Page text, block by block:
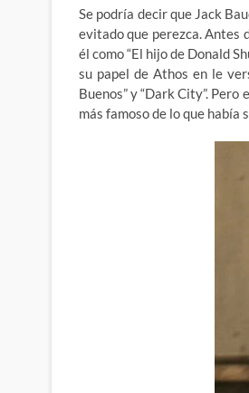
Se podría decir que Jack
evitado que perezca. Antes
él como “El hijo de Donald
su papel de Athos en le
Buenos” y “Dark City”.
más famoso de lo que había